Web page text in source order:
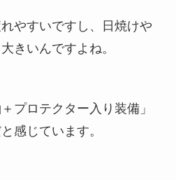
やすいですし、日焼けや
きいんですよね。
プロテクター入り装備」
感じています。